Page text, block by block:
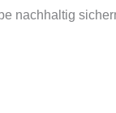
nachhaltig